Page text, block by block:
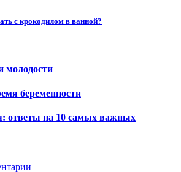
с крокодилом в ванной?
молодости
беременности
ответы на 10 самых важных